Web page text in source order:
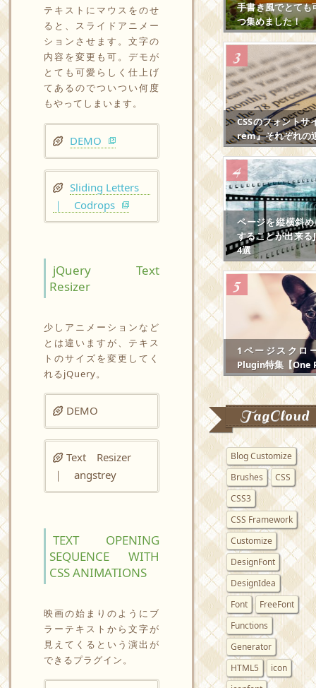
テキストにマウスをのせ
ると、スライドアニメー
ションさせます。文字の
内容を変更も可。デモが
とても可愛らしく仕上げ
てあるのでついつい何度
もやってしまいます。
DEMO
Sliding Letters
｜ Codrops
jQuery Text
Resizer
少しアニメーションなど
とは違いますが、テキス
トのサイズを変更してく
れるjQuery。
DEMO
Text Resizer
｜ angstrey
TEXT OPENING
SEQUENCE WITH
CSS ANIMATIONS
映画の始まりのようにブ
ラーテキストから文字が
見えてくるという演出が
できるプラグイン。
手書き風でとても
つ集めました！
CSSのフォント
rem』それぞれの
ページを縦横斜
することが出来
4選
1ページスクロ
Plugin特集【One
TagCloud
Blog Customize
Brushes
CSS
CSS3
CSS Framework
Customize
DesignFont
DesignIdea
Font
FreeFont
Functions
Generator
HTML5
icon